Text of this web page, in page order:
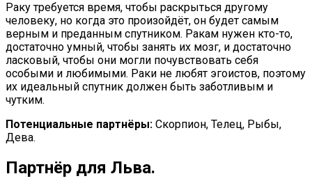
Раку требуется время, чтобы раскрыться другому
человеку, но когда это произойдёт, он будет самым
верным и преданным спутником. Ракам нужен кто-то,
достаточно умный, чтобы занять их мозг, и достаточно
ласковый, чтобы они могли почувствовать себя
особыми и любимыми. Раки не любят эгоистов, поэтому
их идеальный спутник должен быть заботливым и
чутким.
Потенциальные партнёры: Скорпион, Телец, Рыбы,
Дева.
Партнёр для Льва.